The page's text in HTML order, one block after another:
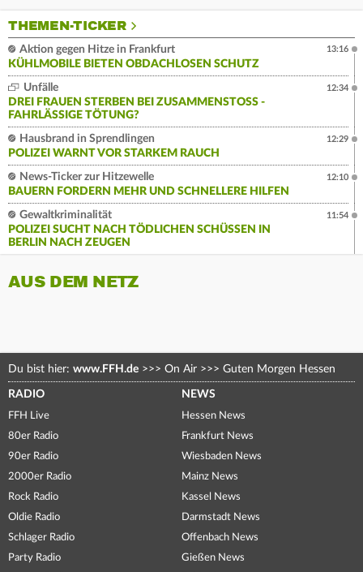
THEMEN-TICKER
Aktion gegen Hitze in Frankfurt
KÜHLMOBILE BIETEN OBDACHLOSEN SCHUTZ
13:16
Unfälle
DREI FRAUEN STERBEN BEI ZUSAMMENSTOSS - F
AHRLÄSSIGE TÖTUNG?
12:34
Hausbrand in Sprendlingen
POLIZEI WARNT VOR STARKEM RAUCH
12:29
News-Ticker zur Hitzewelle
BAUERN FORDERN MEHR UND SCHNELLERE HILFEN
12:10
Gewaltkriminalität
POLIZEI SUCHT NACH TÖDLICHEN SCHÜSSEN IN
BERLIN NACH ZEUGEN
11:54
AUS DEM NETZ
Du bist hier: www.FFH.de >>> On Air >>> Guten Morgen Hessen
RADIO
FFH Live
80er Radio
90er Radio
2000er Radio
Rock Radio
Oldie Radio
Schlager Radio
Party Radio
NEWS
Hessen News
Frankfurt News
Wiesbaden News
Mainz News
Kassel News
Darmstadt News
Offenbach News
Gießen News